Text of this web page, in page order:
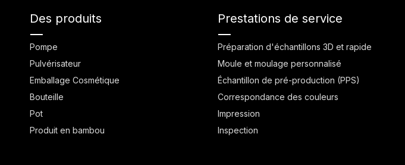
Des produits
Pompe
Pulvérisateur
Emballage Cosmétique
Bouteille
Pot
Produit en bambou
Prestations de service
Préparation d'échantillons 3D et rapide
Moule et moulage personnalisé
Échantillon de pré-production (PPS)
Correspondance des couleurs
Impression
Inspection